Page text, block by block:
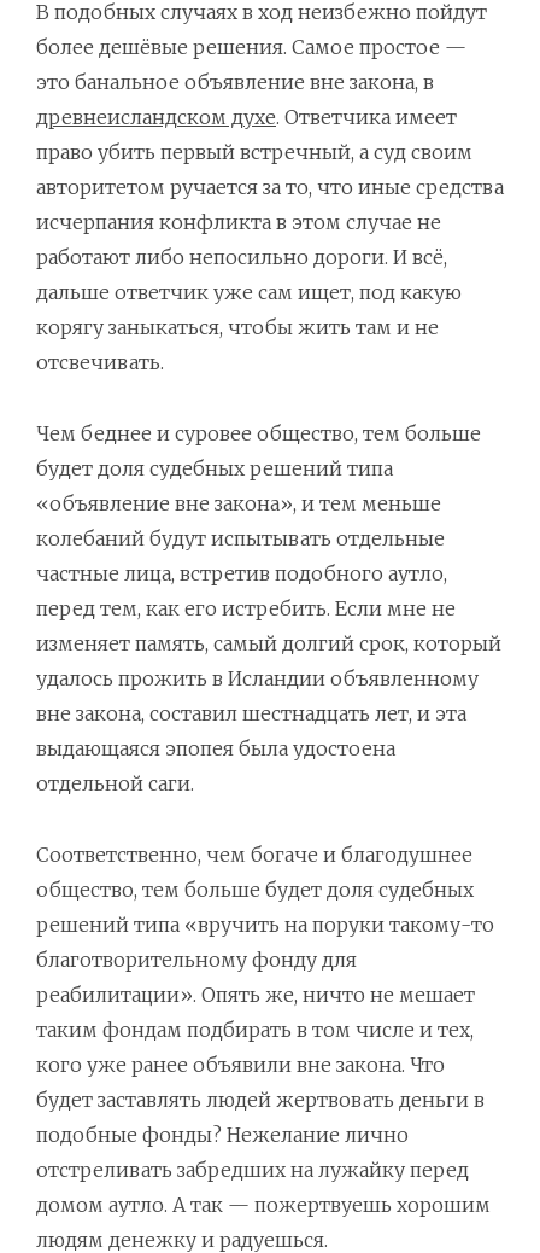
В подобных случаях в ход неизбежно пойдут
более дешёвые решения. Самое простое —
это банальное объявление вне закона, в
древнеисландском духе. Ответчика имеет
право убить первый встречный, а суд своим
авторитетом ручается за то, что иные средства
исчерпания конфликта в этом случае не
работают либо непосильно дороги. И всё,
дальше ответчик уже сам ищет, под какую
корягу заныкаться, чтобы жить там и не
отсвечивать.
Чем беднее и суровее общество, тем больше
будет доля судебных решений типа
«объявление вне закона», и тем меньше
колебаний будут испытывать отдельные
частные лица, встретив подобного аутло,
перед тем, как его истребить. Если мне не
изменяет память, самый долгий срок, который
удалось прожить в Исландии объявленному
вне закона, составил шестнадцать лет, и эта
выдающаяся эпопея была удостоена
отдельной саги.
Соответственно, чем богаче и благодушнее
общество, тем больше будет доля судебных
решений типа «вручить на поруки такому-то
благотворительному фонду для
реабилитации». Опять же, ничто не мешает
таким фондам подбирать в том числе и тех,
кого уже ранее объявили вне закона. Что
будет заставлять людей жертвовать деньги в
подобные фонды? Нежелание лично
отстреливать забредших на лужайку перед
домом аутло. А так — пожертвуешь хорошим
людям денежку и радуешься.